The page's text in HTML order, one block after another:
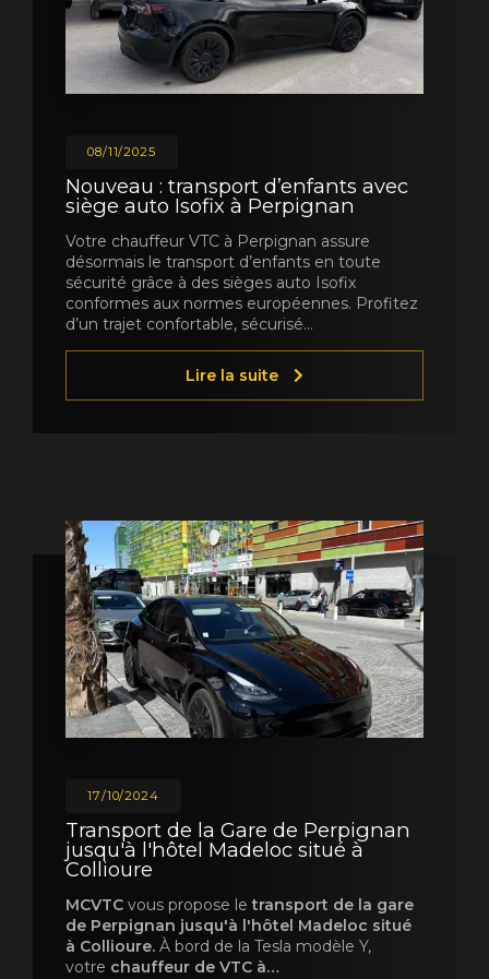
08/11/2025
Nouveau : transport d’enfants avec
siège auto Isofix à Perpignan
Votre chauffeur VTC à Perpignan assure
désormais le transport d’enfants en toute
sécurité grâce à des sièges auto Isofix
conformes aux normes européennes. Profitez
d’un trajet confortable, sécurisé…
Lire la suite
17/10/2024
Transport de la Gare de Perpignan
jusqu'à l'hôtel Madeloc situé à
Collioure
MCVTC vous propose letransport de la gare
de Perpignan jusqu'à l'hôtel Madeloc situé
à Collioure. À bord de la Tesla modèle Y,
votre chauffeur de VTC à…